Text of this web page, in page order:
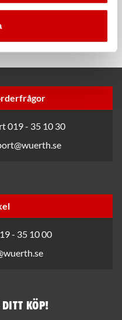
019 - 35 10 30
- 35 10 00
ditt köp!